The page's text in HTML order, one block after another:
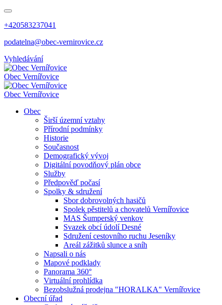
+420583237041
podatelna@obec-vernirovice.cz
Vyhledávání
Obec Vernířovice
Obec Vernířovice
Obec
Širší územní vztahy
Přírodní podmínky
Historie
Současnost
Demografický vývoj
Digitální povodňový plán obce
Služby
Předpověď počasí
Spolky & sdružení
Sbor dobrovolných hasičů
Spolek pěstitelů a chovatelů Vernířovice
MAS Šumperský venkov
Svazek obcí údolí Desné
Sdružení cestovního ruchu Jeseníky
Areál zážitků slunce a sníh
Napsali o nás
Mapové podklady
Panorama 360°
Virtuální prohlídka
Bezobslužná prodejna "HORALKA" Vernířovice
Obecní úřad